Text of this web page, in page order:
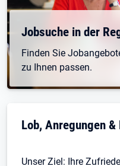
Jobsuche in der
Finden Sie
zu Ihnen passen.
Lob, Anregungen
Unser Ziel: Ihre